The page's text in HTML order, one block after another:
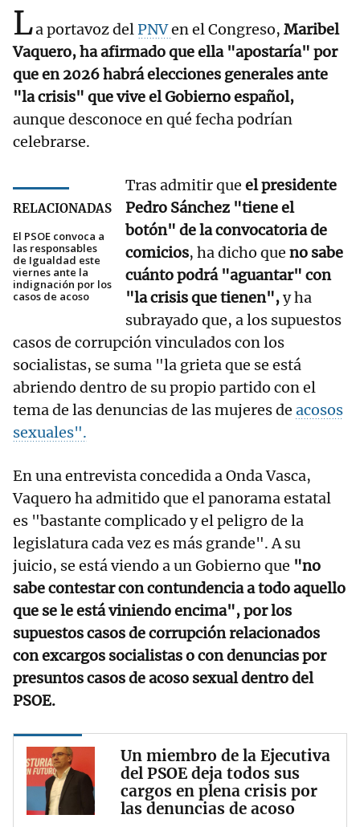
La portavoz delPNVen el Congreso, Maribel
Vaquero, ha afirmado que ella "apostaría" por
que en 2026 habrá elecciones generales ante
"la crisis" que vive el Gobierno español,
aunque desconoce en qué fecha podrían
celebrarse.
RELACIONADAS
El PSOE convoca a
las responsables
de Igualdad este
viernes ante la
indignación por los
casos de acoso
Tras admitir que el presidente
Pedro Sánchez "tiene el
botón" de la convocatoria de
comicios, ha dicho que no sabe
cuánto podrá "aguantar" con
"la crisis que tienen",y ha
subrayado que, a los supuestos
casos de corrupción vinculados con los
socialistas, se suma "la grieta que se está
abriendo dentro de su propio partido con el
tema de las denuncias de las mujeres de acosos
sexuales".
En una entrevista concedida a Onda Vasca,
Vaquero ha admitido que el panorama estatal
es "bastante complicado y el peligro de la
legislatura cada vez es más grande". A su
juicio, se está viendo a un Gobierno que "no
sabe contestar con contundencia a todo aquello
que se le está viniendo encima", por los
supuestos casos de corrupción relacionados
con excargos socialistas o con denuncias por
presuntos casos de acoso sexual dentro del
PSOE.
Un miembro de la Ejecutiva
del PSOE deja todos sus
cargos en plena crisis por
las denuncias de acoso